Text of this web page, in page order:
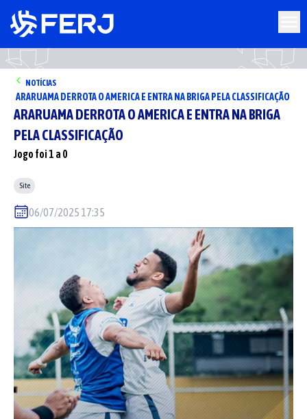
NOTÍCIAS
ARARUAMA DERROTA O AMERICA E ENTRA NA BRIGA PELA CLASSIFICAÇÃO
ARARUAMA DERROTA O AMERICA E ENTRA NA BRIGA
PELA CLASSIFICAÇÃO
Jogo foi 1 a 0
Site
06/07/2025 17:35